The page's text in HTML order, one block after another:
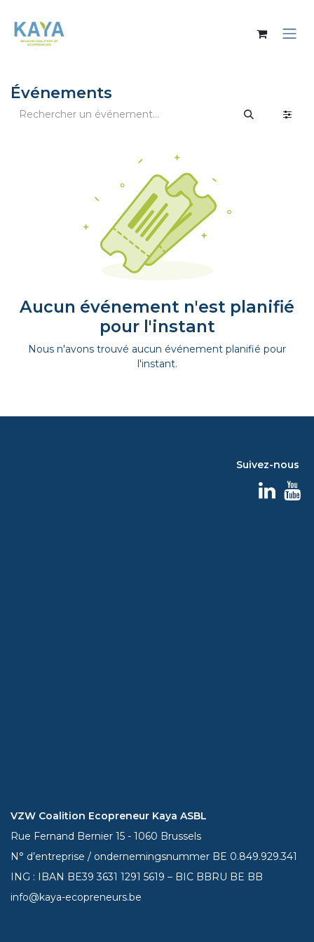
Événements
Aucun événement n'est planifié
pour l'instant
Nous n'avons trouvé aucun événement planifié pour
l'instant.
Suivez-nous
VZW Coalition Ecopreneur Kaya ASBL
Rue Fernand Bernier 15 - 1060 Brussels
N° d’entreprise / ondernemingsnummer BE 0.849.929.341
ING : IBAN BE393631 1291 5619 – BIC BBRU BE BB
info@kaya-ecopreneurs.be